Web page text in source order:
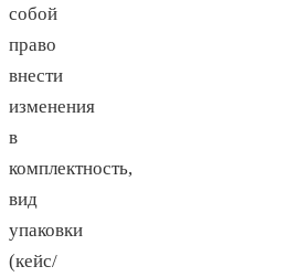
собой
право
внести
изменения
в
комплектность,
вид
упаковки
(кейс/